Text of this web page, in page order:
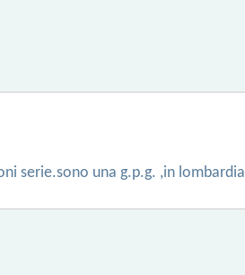
serie.sono una g.p.g. ,in lombardia